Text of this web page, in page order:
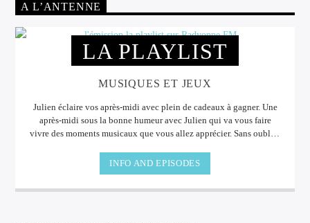
A L’ANTENNE
LA PLAYLIST
MUSIQUES ET JEUX
Julien éclaire vos après-midi avec plein de cadeaux à gagner. Une
après-midi sous la bonne humeur avec Julien qui va vous faire
vivre des moments musicaux que vous allez apprécier. Sans oublier
INFO AND EPISODES